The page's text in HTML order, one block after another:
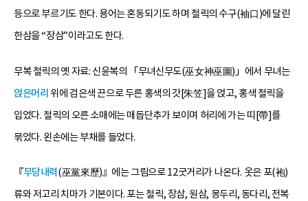
등으로 부르기도 한다. 용어는 혼동되기도 하며 철릭의 수구(袖口)에 달린
한삼을 “장삼”이라고도 한다.
무복 철릭의 옛 자료: 신윤복의 「무녀신무도(巫女神巫圖)」에서 무녀는
얹은머리 위에 검은색 끈으로 두른 홍색의 갓[朱笠]을 얹고, 홍색 철릭을
입었다. 철릭의 오른 소매에는 매듭단추가 보이며 허리에 가는 띠[帶]를
묶었다. 왼손에는 부채를 들었다.
『무당내력(巫黨來歷)』에는 그림으로 12굿거리가 나온다. 옷은 포(袍)
류와 저고리 치마가 기본이다. 포는 철릭, 장삼, 원삼, 몽두리, 동다리, 전복